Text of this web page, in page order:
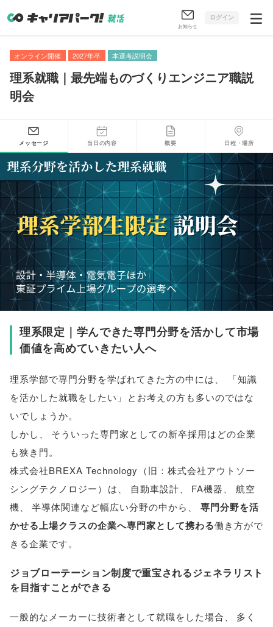
お知らせ
ログイン
オンライン開催 2027年卒 本選考説明会
理系就職｜最先端ものづくりエンジニア職説
明会
メッセージ 当日の内容 概要 日程・場所
理系限定｜学んできた専門分野を活かして市場
価値を高めていきたい人へ
理系学部で専門分野を学ばれてきた方の中には 「知識
を活かした就職をしたい 」
とお考えの方も多いのではな
いでしょうか。
しかし
そういった専門家としての新卒採用はどの企業
も狭き門。
株式会社BREXA Technology （旧：株式会社アウトソー
シングテクノロジー） は 自動車設計 FA機器
航空
機
半導体関連など幅広い分野の中から
専門分野を活
かせる上場クラスの企業へ専門家として携わる働き方がで
きる企業です。
ジョブローテーション制度で重宝されるジェネラリスト
を目指すことができる
一般的なメーカーに技術者として就職をした場合
多く